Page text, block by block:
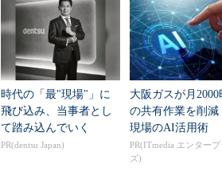
単にこのようなワークシートが単体
タソースとしてマクロで何らかの処
Forguncyではこうしたデータをテー
だ。
既存のExcel（やAccess資産、あるい
からテーブルを作成するにはリボンの
が元データの場合には［Excelからテ
時代の「最"現場"」に
飛び込み、当事者とし
て踏み込んでいく
PR(dentsu Japan)
大阪ガスが月2000
の共有作業を削
現場のAI活用術
PR(ITmedia エンタープ
ズ)